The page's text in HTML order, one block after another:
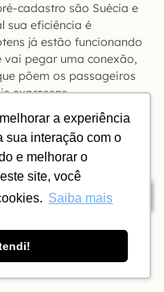
a experiência
sua interação com o
e melhorar o
site, você
Saiba maisÍndice
cadastro são Suécia e
sua eficiência é
já estão funcionando
vai pegar uma conexão,
põem os passageiros
expressas.
outubro e tô com dúvida
saberias dizer?
Quando o ETIAS tiver
e você também.